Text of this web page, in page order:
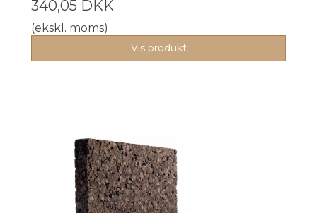
340,05 DKK
(ekskl. moms)
Vis produkt